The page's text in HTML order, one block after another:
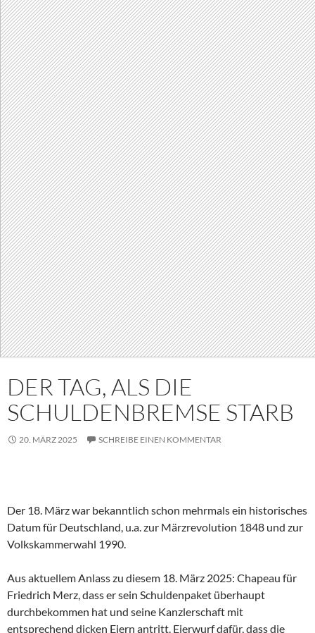
DER TAG, ALS DIE
SCHULDENBREMSE STARB
20. MÄRZ 2025 SCHREIBE EINEN KOMMENTAR
Der 18. März war bekanntlich schon mehrmals ein historisches
Datum für Deutschland, u.a. zur Märzrevolution 1848 und zur
Volkskammerwahl 1990.
Aus aktuellem Anlass zu diesem 18. März 2025: Chapeau für
Friedrich Merz, dass er sein Schuldenpaket überhaupt
durchbekommen hat und seine Kanzlerschaft mit
entsprechend dicken Eiern antritt. Eierwurf dafür, dass die